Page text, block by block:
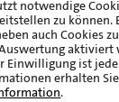
notwendige
zu können.
auch Cookies
aktiviert
Einwilligung ist
erhalten
.